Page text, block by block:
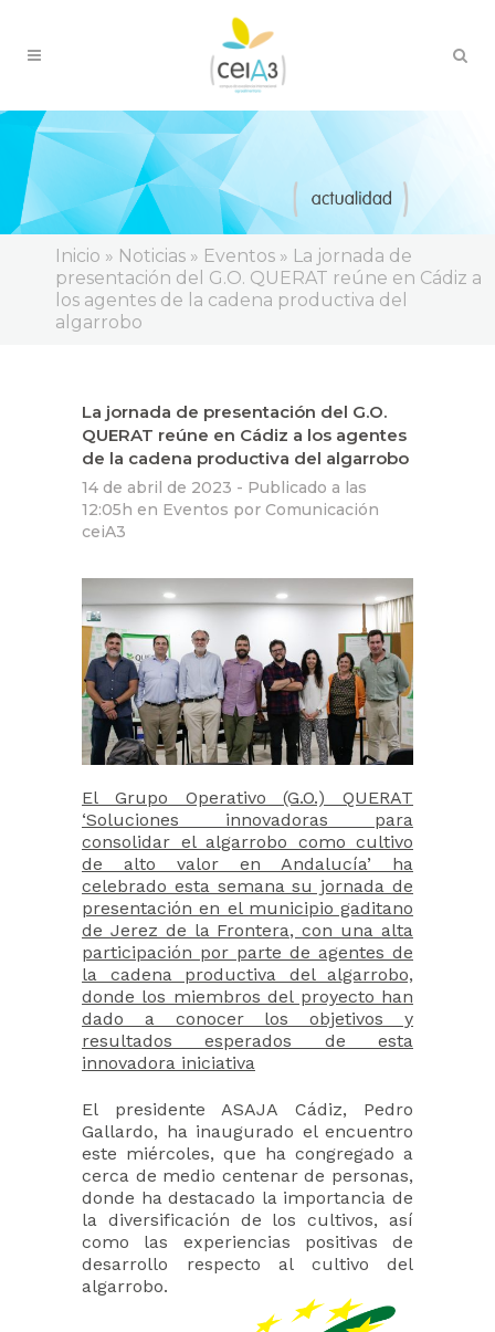
Inicio » Noticias » Eventos » La jornada de
presentación del G.O. QUERAT reúne en Cádiz a
los agentes de la cadena productiva del
algarrobo
La jornada de presentación del G.O.
QUERAT reúne en Cádiz a los agentes
de la cadena productiva del algarrobo
14 de abril de 2023 - Publicado a las
12:05h en Eventos por Comunicación
ceiA3
El Grupo Operativo (G.O.) QUERAT
‘Soluciones innovadoras para
consolidar el algarrobo como cultivo
de alto valor en Andalucía’ ha
celebrado esta semana su jornada de
presentación en el municipio gaditano
de Jerez de la Frontera, con una alta
participación por parte de agentes de
la cadena productiva del algarrobo,
donde los miembros del proyecto han
dado a conocer los objetivos y
resultados esperados de esta
innovadora iniciativa
El presidente ASAJA Cádiz, Pedro
Gallardo, ha inaugurado el encuentro
este miércoles, que ha congregado a
cerca de medio centenar de personas,
donde ha destacado la importancia de
la diversificación de los cultivos, así
como las experiencias positivas de
desarrollo respecto al cultivo del
algarrobo.